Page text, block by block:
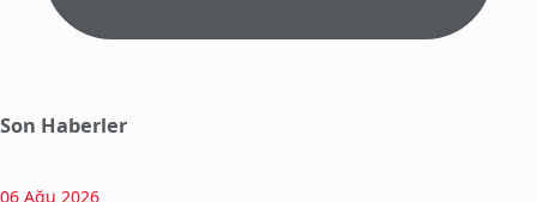
Son Haberler
06 Ağu 2026